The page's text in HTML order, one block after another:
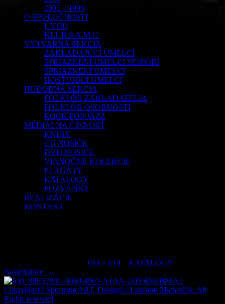
2002 – 1999
O SPOLOČNOSTI
ÚVOD
KLUB S.A.M.C.
VÝTVARNÁ SEKCIA
ZAKLADAJÚCI UMELCI
SPRIAZNENÍ UMELCI SENIORI
SPRIAZNENÍ UMELCI
HOSŤUJÚCI UMELCI
HUDOBNÁ SEKCIA
FOLKLÓR ZAKLADATELIA
FOLKLÓR OSOBNOSTI
ROCK/POP/JAZZ
MEDIÁLNA ČINNOSŤ
KNIHY
CD NOSIČE
DVD NOSIČE
VIANOČNÉ KOLEKCIE
PLAGÁTY
KATALÓGY
POZVÁNKY
REALIZÁCIE
KONTAKT
614 × 614 KATALÓGY.
Nasledujúce →
Copyright®: Spectrum ART, Design©: Lubomir Michalčák. All
Rights reserved